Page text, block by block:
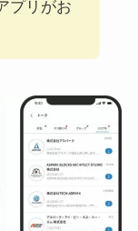
プリがお